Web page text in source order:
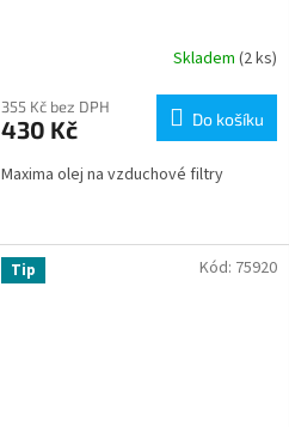
Skladem(2 ks)
355 Kč bez DPH
430 Kč Do košíku
Maxima olej na vzduchové filtry
Tip Kód: 75920